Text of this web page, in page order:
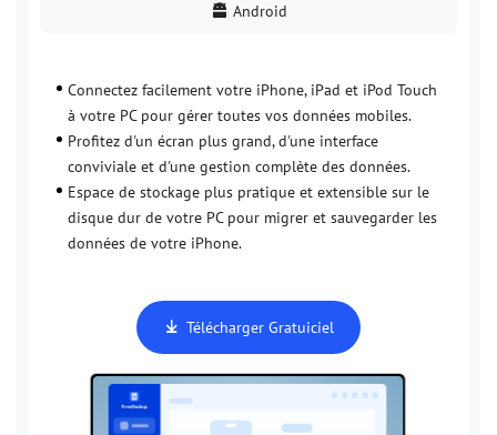
Android
Connectez facilement votre iPhone, iPad et iPod Touch
à votre PC pour gérer toutes vos données mobiles.
Profitez d'un écran plus grand, d'une interface
conviviale et d'une gestion complète des données.
Espace de stockage plus pratique et extensible sur le
disque dur de votre PC pour migrer et sauvegarder les
données de votre iPhone.
Télécharger Gratuiciel